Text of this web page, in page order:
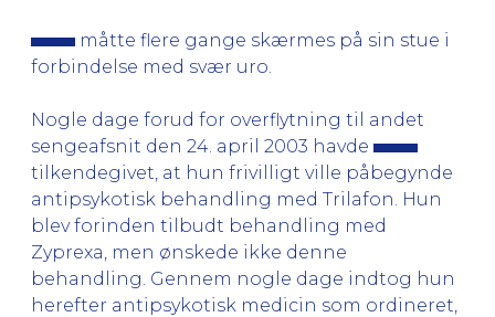
måtte flere gange skærmes på sin stue i
forbindelse med svær uro.
Nogle dage forud for overflytning til andet
sengeafsnit den 24. april 2003 havde
tilkendegivet, at hun frivilligt ville påbegynde
antipsykotisk behandling med Trilafon. Hun
blev forinden tilbudt behandling med
Zyprexa, men ønskede ikke denne
behandling. Gennem nogle dage indtog hun
herefter antipsykotisk medicin som ordineret,